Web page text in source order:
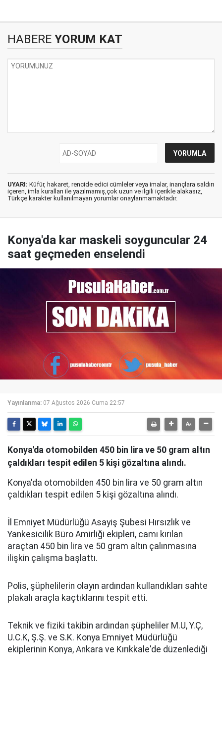
HABERE YORUM KAT
UYARI: Küfür, hakaret, rencide edici cümleler veya imalar, inançlara saldırı
içeren, imla kuralları ile yazılmamış,çok uzun ve ilgili içerikle alakasız,
Türkçe karakter kullanılmayan yorumlar onaylanmamaktadır.
Konya'da kar maskeli soyguncular 24
saat geçmeden enselendi
Yayınlanma: 07 Ağustos 2026 Cuma 22:57
Konya'da otomobilden 450 bin lira ve 50 gram altın
çaldıkları tespit edilen 5 kişi gözaltına alındı.
Konya'da otomobilden 450 bin lira ve 50 gram altın
çaldıkları tespit edilen 5 kişi gözaltına alındı.
İl Emniyet Müdürlüğü Asayiş Şubesi Hırsızlık ve
Yankesicilik Büro Amirliği ekipleri, camı kırılan
araçtan 450 bin lira ve 50 gram altın çalınmasına
ilişkin çalışma başlattı.
Polis, şüphelilerin olayın ardından kullandıkları sahte
plakalı araçla kaçtıklarını tespit etti.
Teknik ve fiziki takibin ardından şüpheliler M.U, Y.Ç,
U.C.K, Ş.Ş. ve S.K. Konya Emniyet Müdürlüğü
ekiplerinin Konya, Ankara ve Kırıkkale'de düzenlediği